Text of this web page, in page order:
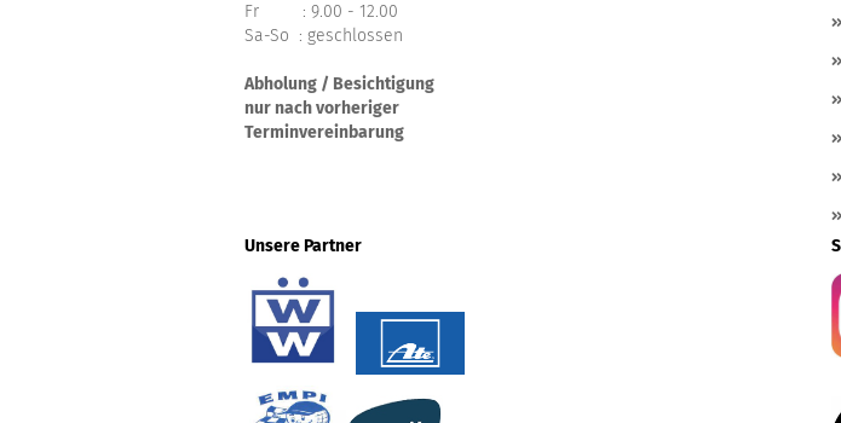
Fr : 9.00 - 12.00
Sa-So : geschlossen
Abholung / Besichtigung
nur nach vorheriger
Terminvereinbarung
Unsere Partner